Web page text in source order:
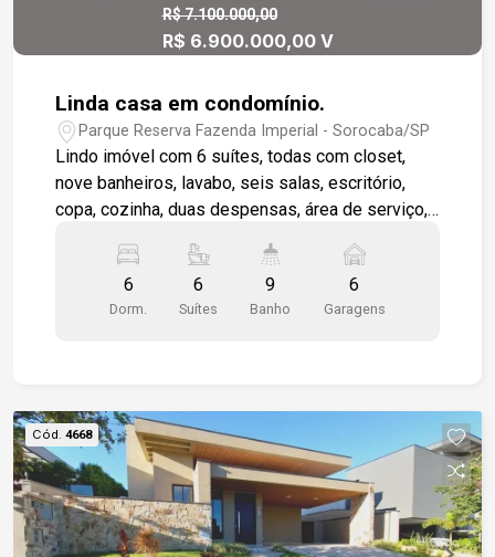
R$ 7.100.000,00
R$ 6.900.000,00 V
Linda casa em condomínio.
Parque Reserva Fazenda Imperial - Sorocaba/SP
Lindo imóvel com 6 suítes, todas com closet,
nove banheiros, lavabo, seis salas, escritório,
copa, cozinha, duas despensas, área de serviço,
varandas, terraço, quintal, espaço com
churrasqueira, salão de festas, sala de ginástica.
Duas piscinas (Adulto e infantil). Ar condicionado,
lustres de cristais Seis garagens cobertas,
portão eletrônico, alarme, interfone, câmeras com
monitoramento 24 horas e cerca elétrica. Aceita
terrenos para construção de casas ou prédios
como permuta
6
Dorm.
6
Suítes
9
Banho
6
Garagens
Cód. 4668